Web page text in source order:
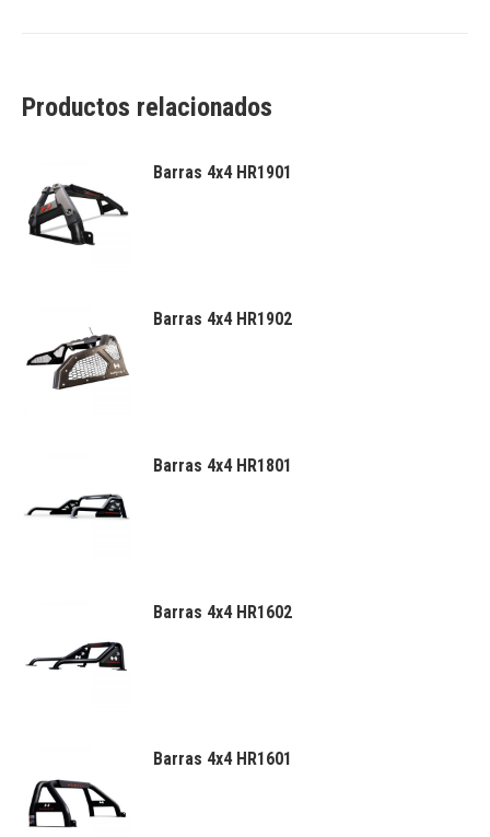
Productos relacionados
Barras 4x4 HR1901
Barras 4x4 HR1902
Barras 4x4 HR1801
Barras 4x4 HR1602
Barras 4x4 HR1601